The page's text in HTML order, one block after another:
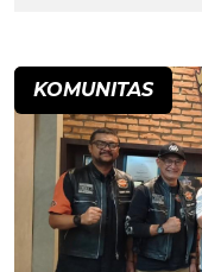
KOMUNITAS